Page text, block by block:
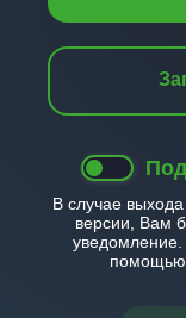
В случае
версии, Вам
помощью